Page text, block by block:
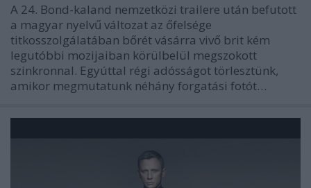
A 24. Bond-kaland nemzetközi trailere után befutott
a magyar nyelvű változat az őfelsége
titkosszolgálatában bőrét vásárra vivő brit kém
legutóbbi mozijaiban körülbelül megszokott
szinkronnal. Egyúttal régi adósságot törlesztünk,
amikor megmutatunk néhány forgatási fotót…